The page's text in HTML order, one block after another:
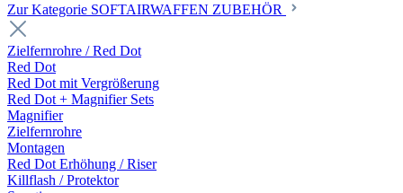
Zur Kategorie SOFTAIRWAFFEN ZUBEHÖR
Zielfernrohre / Red Dot
Red Dot
Red Dot mit Vergrößerung
Red Dot + Magnifier Sets
Magnifier
Zielfernrohre
Montagen
Red Dot Erhöhung / Riser
Killflash / Protektor